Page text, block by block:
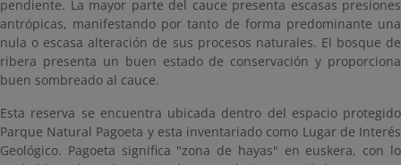
pendiente. La mayor parte del cauce presenta escasas presiones
antrópicas, manifestando por tanto de forma predominante una
nula o escasa alteración de sus procesos naturales. El bosque de
ribera presenta un buen estado de conservación y proporciona
buen sombreado al cauce.
Esta reserva se encuentra ubicada dentro del espacio protegido
Parque Natural Pagoeta y esta inventariado como Lugar de Interés
Geológico. Pagoeta significa "zona de hayas" en euskera, con lo